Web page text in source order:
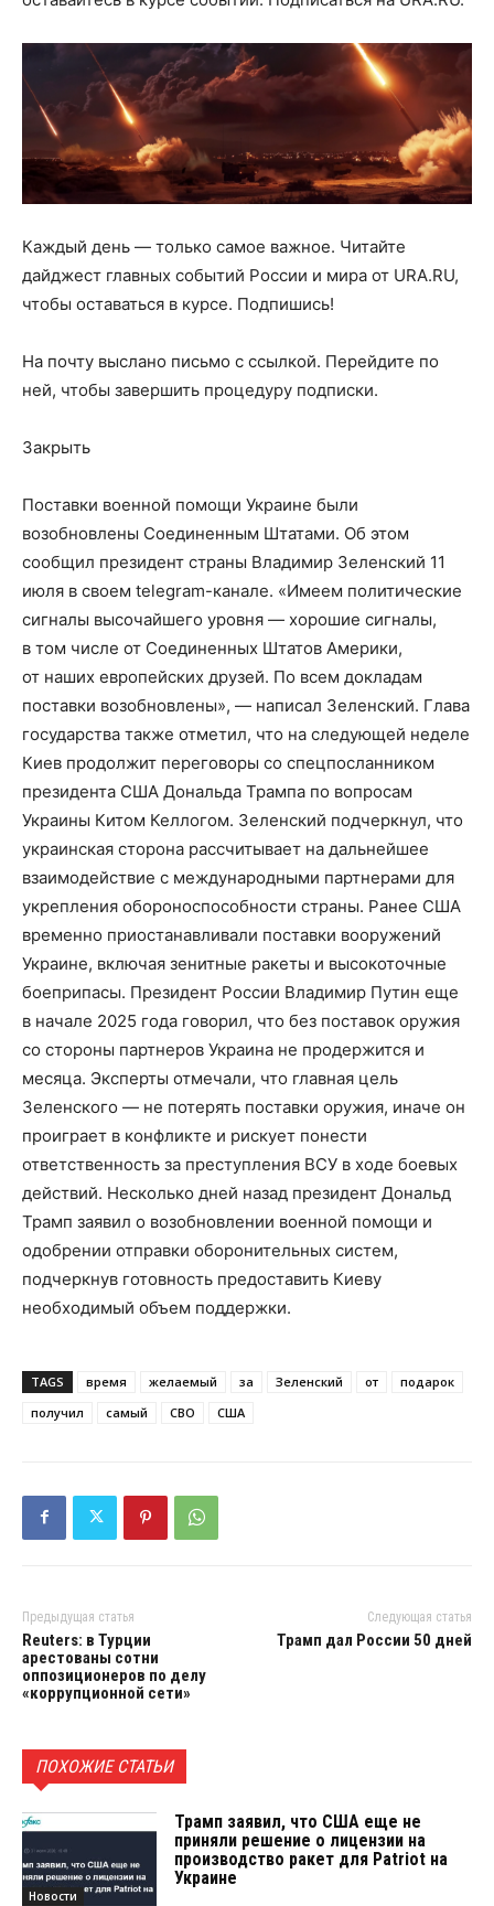
Каждый день — только самое важное. Читайте
дайджест главных событий России и мира от URA.RU,
чтобы оставаться в курсе. Подпишись!
На почту выслано письмо с ссылкой. Перейдите по
ней, чтобы завершить процедуру подписки.
Закрыть
Поставки военной помощи Украине были
возобновлены Соединенным Штатами. Об этом
сообщил президент страны Владимир Зеленский 11
июля в своем telegram-канале. «Имеем политические
сигналы высочайшего уровня — хорошие сигналы,
в том числе от Соединенных Штатов Америки,
от наших европейских друзей. По всем докладам
поставки возобновлены», — написал Зеленский. Глава
государства также отметил, что на следующей неделе
Киев продолжит переговоры со спецпосланником
президента США Дональда Трампа по вопросам
Украины Китом Келлогом. Зеленский подчеркнул, что
украинская сторона рассчитывает на дальнейшее
взаимодействие с международными партнерами для
укрепления обороноспособности страны. Ранее США
временно приостанавливали поставки вооружений
Украине, включая зенитные ракеты и высокоточные
боеприпасы. Президент России Владимир Путин еще
в начале 2025 года говорил, что без поставок оружия
со стороны партнеров Украина не продержится и
месяца. Эксперты отмечали, что главная цель
Зеленского — не потерять поставки оружия, иначе он
проиграет в конфликте и рискует понести
ответственность за преступления ВСУ в ходе боевых
действий. Несколько дней назад президент Дональд
Трамп заявил о возобновлении военной помощи и
одобрении отправки оборонительных систем,
подчеркнув готовность предоставить Киеву
необходимый объем поддержки.
TAGS время желаемый за Зеленский от
подарок
получил
самый СВО США
Предыдущая статья
Reuters: в Турции
арестованы сотни
оппозиционеров по делу
«коррупционной сети»
Следующая статья
Трамп дал России 50 дней
ПОХОЖИЕ СТАТЬИ
Новости
Трамп заявил, что США еще не
приняли решение о лицензии на
производство ракет для Patriot на
Украине